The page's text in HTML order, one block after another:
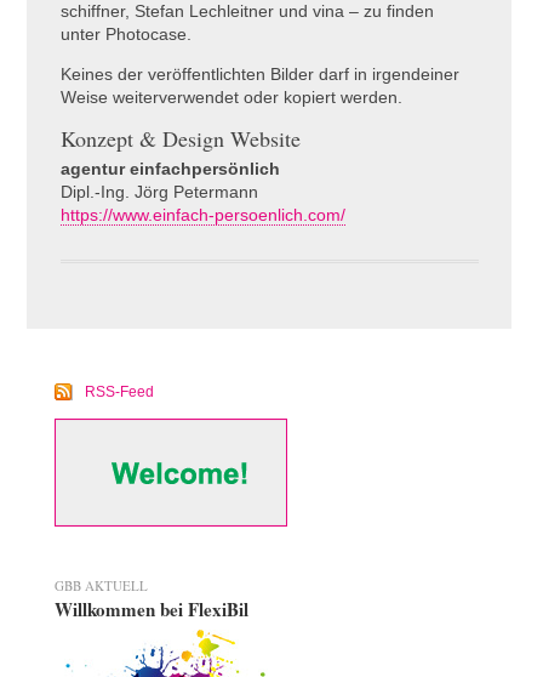
schiffner, Stefan Lechleitner und vina – zu finden
unter Photocase.
Keines der veröffentlichten Bilder darf in irgendeiner
Weise weiterverwendet oder kopiert werden.
Konzept & Design Website
agentur einfachpersönlich
Dipl.-Ing. Jörg Petermann
https://www.einfach-persoenlich.com/
RSS-Feed
GBB AKTUELL
Willkommen bei FlexiBil